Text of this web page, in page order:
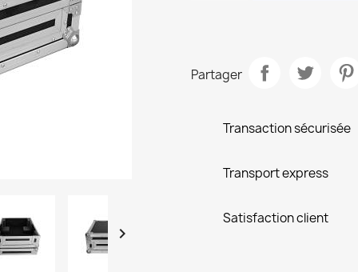

Partager
Transaction sécurisée
Transport express
Satisfaction client